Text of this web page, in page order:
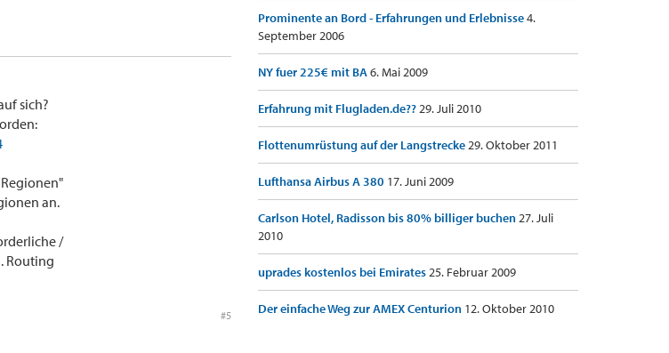
sich?
an.
/
Routing
#5
Prominente an Bord - Erfahrungen und Erlebnisse4.
September 2006
NY fuer 225€ mit BA6. Mai 2009
Erfahrung mit Flugladen.de??29. Juli 2010
Flottenumrüstung auf der Langstrecke29. Oktober 2011
Lufthansa Airbus A 380 17. Juni 2009
Carlson Hotel, Radisson bis 80% billiger buchen27. Juli
2010
uprades kostenlos bei Emirates25. Februar 2009
Der einfache Weg zur AMEX Centurion 12. Oktober 2010